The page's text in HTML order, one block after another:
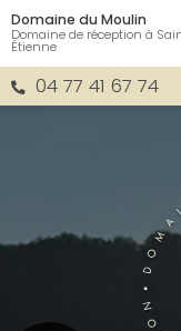
Aller
au
contenu
principal04 77 41 67 74
Domaine du Moulin
Domaine de réception à Saint-
Étienne